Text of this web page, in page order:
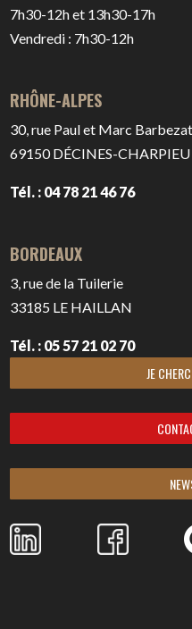
7h30-12h et 13h30-17h
Vendredi : 7h30-12h
RHÔNE-ALPES
30, rue Paul et Marc Barbezat
69150DÉCINES-CHARPIEU
Tél. : 04 78 21 46 76
BORDEAUX
3, rue de la Tuilerie
33185 LE HAILLAN
Tél. : 05 57 21 02 70
JE